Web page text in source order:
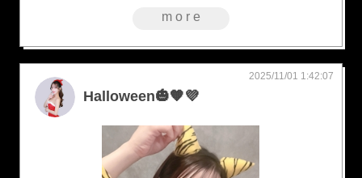
more
Halloween🎃🧡💜
2025/11/01 1:42:07